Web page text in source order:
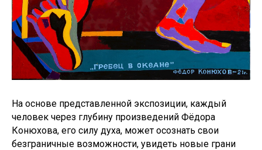
На основе представленной экспозиции, каждый
человек через глубину произведений Фёдора
Конюхова, его силу духа, может осознать свои
безграничные возможности, увидеть новые грани